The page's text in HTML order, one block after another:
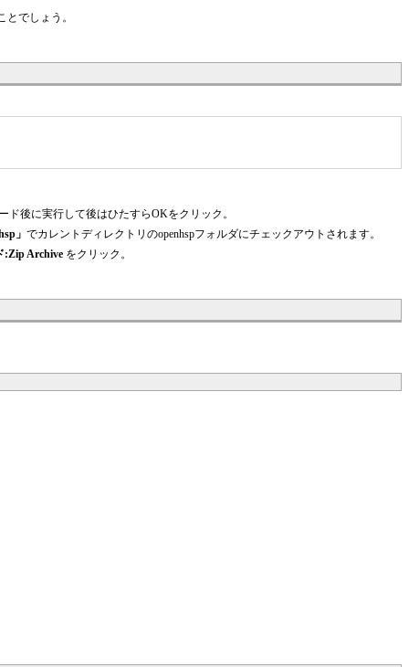
でしょう。
ド後に実行して後はひたすらOKをクリック。
」 でカレントディレクトリのopenhspフォルダにチェックアウトされます。
:Zip Archive をクリック。